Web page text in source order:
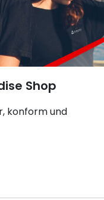
Shop
konform und